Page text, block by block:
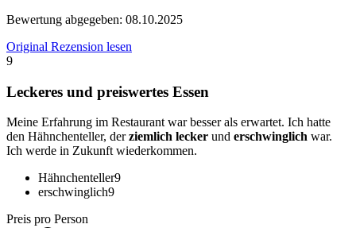
Bewertung abgegeben: 08.10.2025
Original Rezension lesen
9
Leckeres und preiswertes Essen
Meine Erfahrung im Restaurant war besser als erwartet. Ich hatte
den Hähnchenteller, derziemlich lecker und erschwinglich war.
Ich werde in Zukunft wiederkommen.
Hähnchenteller9
erschwinglich9
Preis pro Person